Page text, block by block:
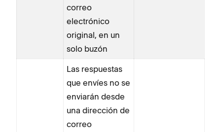
correo
electrónico
original, en un
solo buzón
Las respuestas
que envíes no se
enviarán desde
una dirección de
correo